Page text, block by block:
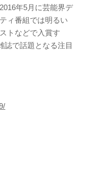
年5月に芸能界デ
ィ番組では明るい
トなどで入賞す
誌で話題となる注目